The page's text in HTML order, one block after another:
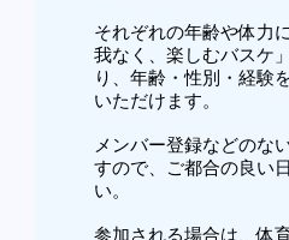
それぞれの年齢や体力
我なく、楽しむバスケ
り、年齢・性別・経験
いただけます。
メンバー登録などのな
すので、ご都合の良い
い。
参加される場合は、体